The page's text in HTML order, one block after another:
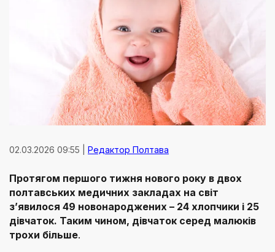
02.03.2026 09:55 | Редактор Полтава
Протягом першого тижня нового року в двох
полтавських медичних закладах на світ
з’явилося 49 новонароджених – 24 хлопчики і 25
дівчаток. Таким чином, дівчаток серед малюків
трохи більше.